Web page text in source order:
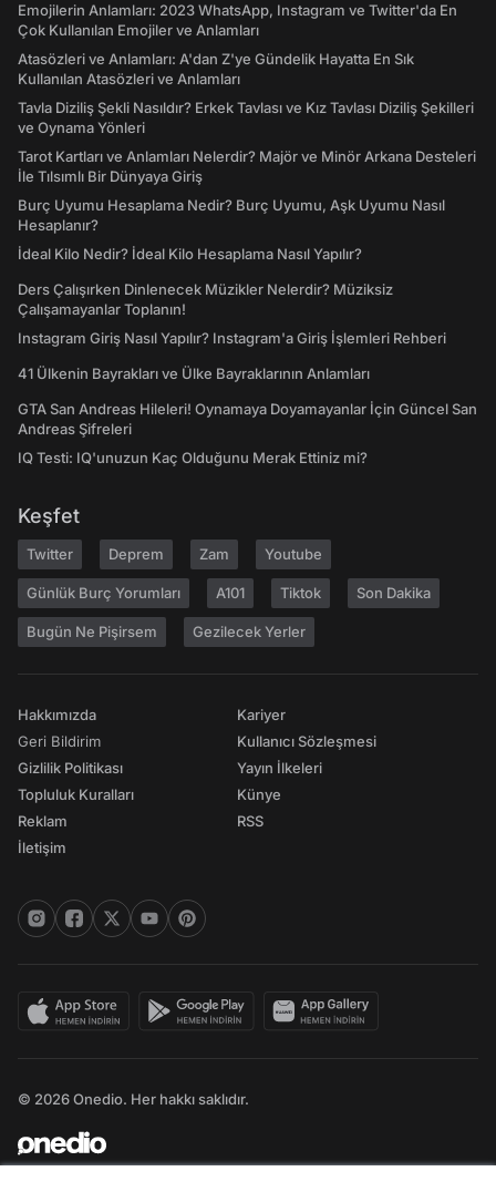
Emojilerin Anlamları: 2023 WhatsApp, Instagram ve Twitter'da En
Çok Kullanılan Emojiler ve Anlamları
Atasözleri ve Anlamları: A'dan Z'ye Gündelik Hayatta En Sık
Kullanılan Atasözleri ve Anlamları
Tavla Diziliş Şekli Nasıldır? Erkek Tavlası ve Kız Tavlası Diziliş Şekilleri
ve Oynama Yönleri
Tarot Kartları ve Anlamları Nelerdir? Majör ve Minör Arkana Desteleri
İle Tılsımlı Bir Dünyaya Giriş
Burç Uyumu Hesaplama Nedir? Burç Uyumu, Aşk Uyumu Nasıl
Hesaplanır?
İdeal Kilo Nedir? İdeal Kilo Hesaplama Nasıl Yapılır?
Ders Çalışırken Dinlenecek Müzikler Nelerdir? Müziksiz
Çalışamayanlar Toplanın!
Instagram Giriş Nasıl Yapılır? Instagram'a Giriş İşlemleri Rehberi
41 Ülkenin Bayrakları ve Ülke Bayraklarının Anlamları
GTA San Andreas Hileleri! Oynamaya Doyamayanlar İçin Güncel San
Andreas Şifreleri
IQ Testi: IQ'unuzun Kaç Olduğunu Merak Ettiniz mi?
Keşfet
Twitter Deprem Zam Youtube
Günlük Burç Yorumları A101 Tiktok Son Dakika
Bugün Ne Pişirsem Gezilecek Yerler
Hakkımızda
Geri Bildirim
Gizlilik Politikası
Topluluk Kuralları
Reklam
İletişim
Kariyer
Kullanıcı Sözleşmesi
Yayın İlkeleri
Künye
RSS
© 2026 Onedio. Her hakkı saklıdır.